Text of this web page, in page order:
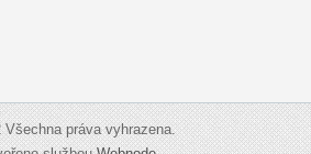
práva vyhrazena.